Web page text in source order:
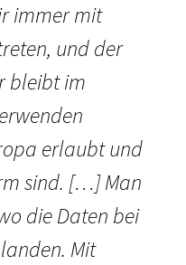
immer mit
und der
bleibt im
erlaubt und
sind. […] Man
die Daten bei
Mit